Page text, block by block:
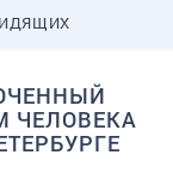
ЧЕЛОВЕКА